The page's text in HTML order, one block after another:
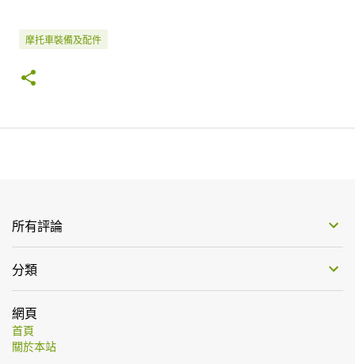
摩托車裝備及配件
所有評論
分類
網頁
首頁
關於本站